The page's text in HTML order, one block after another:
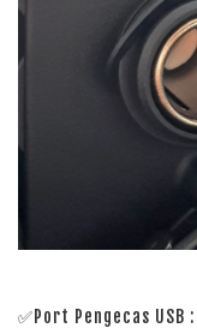
✅Port Pengecas USB :